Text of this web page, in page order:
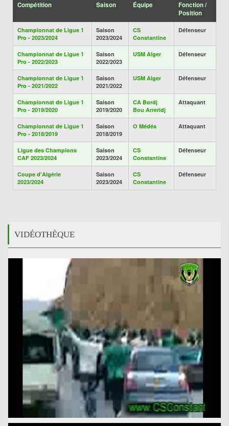
Compétition Saison Équipe
Fonction /
Position
Championnat de Ligue 1
Pro - 2023/2024
Saison
2023/2024
CS
Constantine
Défenseur
Championnat de Ligue 1
Pro - 2022/2023
Saison
2022/2023
USM Alger Défenseur
Championnat de Ligue 1
Pro - 2021/2022
Saison
2021/2022
USM Alger Défenseur
Championnat de Ligue 1
Pro - 2019/2020
Saison
2019/2020
CA Bordj
Bou Arreridj
Attaquant
Championnat de Ligue 1
Pro - 2018/2019
Saison
2018/2019
O Médéa Attaquant
Ligue des Champions
CAF 2023/2024
Saison
2023/2024
CS
Constantine
Défenseur
Coupe d'Algérie
2023/2024
Saison
2023/2024
CS
Constantine
Défenseur
VIDÉOTHÈQUE